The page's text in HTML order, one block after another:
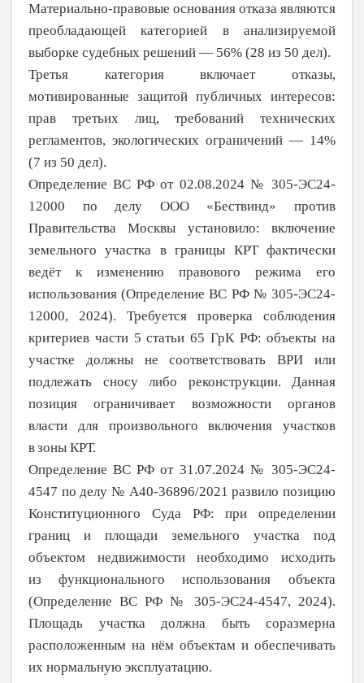
Материально-правовые основания отказа являются
преобладающей категорией в анализируемой
выборке судебных решений — 56% (28 из 50 дел).
Третья категория включает отказы,
мотивированные защитой публичных интересов:
прав третьих лиц, требований технических
регламентов, экологических ограничений — 14%
(7 из 50 дел).
Определение ВС РФ от 02.08.2024 № 305-ЭС24-
12000 по делу ООО «Бествинд» против
Правительства Москвы установило: включение
земельного участка в границы КРТ фактически
ведёт к изменению правового режима его
использования (Определение ВС РФ № 305-ЭС24-
12000, 2024). Требуется проверка соблюдения
критериев части 5 статьи 65 ГрК РФ: объекты на
участке должны не
соответствовать ВРИ или
подлежать сносу либо реконструкции. Данная
позиция ограничивает возможности органов
власти для произвольного включения участков
взоны КРТ.
Определение ВС РФ от 31.07.2024 № 305-ЭС24-
4547 по делу № А40-36896/2021 развило позицию
Конституционного Суда РФ: при определении
границ и площади земельного участка под
объектом недвижимости необходимо исходить
из
функционального использования объекта
(Определение ВС РФ № 305-ЭС24-4547, 2024).
Площадь участка должна быть соразмерна
расположенным на нём объектам и обеспечивать
их нормальную эксплуатацию.